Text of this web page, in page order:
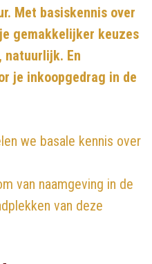
Met basiskennis over
gemakkelijker keuzes
natuurlijk. En
je inkoopgedrag in de
we basale kennis over
van naamgeving in de
van deze